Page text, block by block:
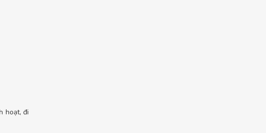
hoạt, đi